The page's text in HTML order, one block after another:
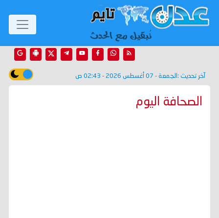
آخر تحديث : الجمعة - 07 أغسطس 2026 - 02:43 ص
الصحافة اليوم